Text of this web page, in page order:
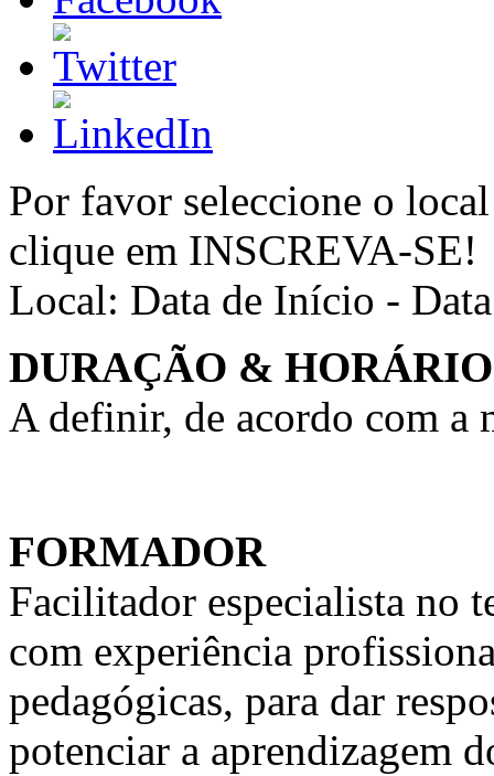
Por favor seleccione o
clique em INSCREVA-SE!
Local: Data de Início -
DURAÇÃO & HORÁRIO
A definir, de acordo com a
FORMADOR
Facilitador especialista no
com experiência
pedagógicas, para dar
potenciar a aprendizagem